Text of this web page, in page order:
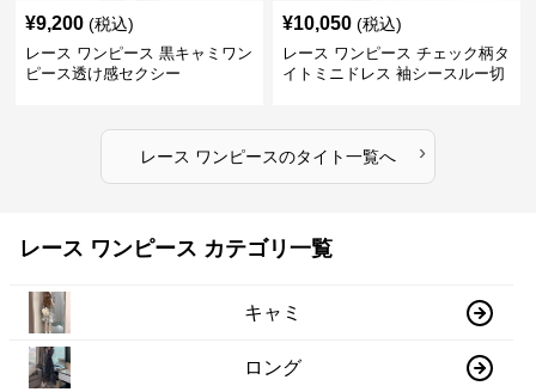
¥9,200 (税込)
レース ワンピース 黒キャミワン
ピース透け感セクシー
¥10,050 (税込)
レース ワンピース チェック柄タ
イトミニドレス 袖シースルー切
レース ワンピースのタイト一覧へ ›
レース ワンピース カテゴリ一覧
キャミ
ロング